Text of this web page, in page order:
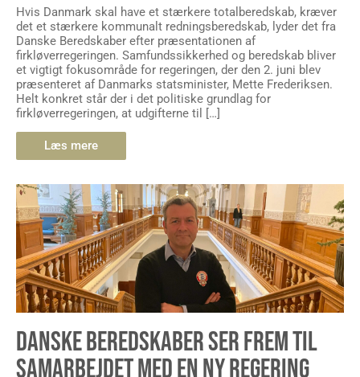
Hvis Danmark skal have et stærkere totalberedskab, kræver
det et stærkere kommunalt redningsberedskab, lyder det fra
Danske Beredskaber efter præsentationen af
firkløverregeringen. Samfundssikkerhed og beredskab bliver
et vigtigt fokusområde for regeringen, der den 2. juni blev
præsenteret af Danmarks statsminister, Mette Frederiksen.
Helt konkret står der i det politiske grundlag for
firkløverregeringen, at udgifterne til […]
Læs mere
DANSKE BEREDSKABER SER FREM TIL
SAMARBEJDET MED EN NY REGERING